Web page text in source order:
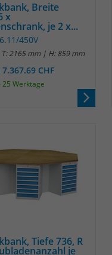
Breite
x
je 2 x...
450V
2165 mm | H: 859 mm
CHF
25 Werktage
Tiefe 736, R
je
Anbieter
Laufzeit 6
Das
Name